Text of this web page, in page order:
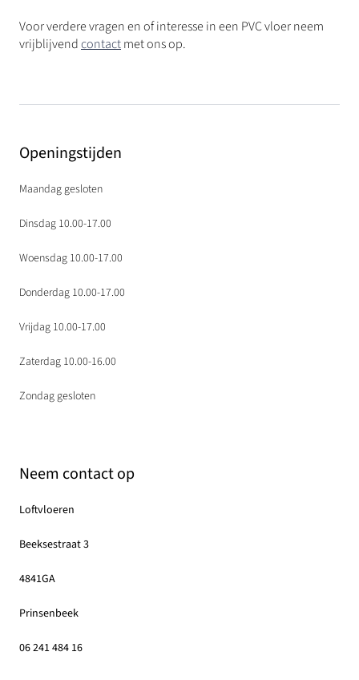
Voor verdere vragen en of interesse in een PVC vloer neem
vrijblijvendcontactmet ons op.
Openingstijden
Maandag gesloten
Dinsdag 10.00-17.00
Woensdag 10.00-17.00
Donderdag 10.00-17.00
Vrijdag 10.00-17.00
Zaterdag 10.00-16.00
Zondag gesloten
Neem contact op
Loftvloeren
Beeksestraat 3
4841GA
Prinsenbeek
06 241 484 16